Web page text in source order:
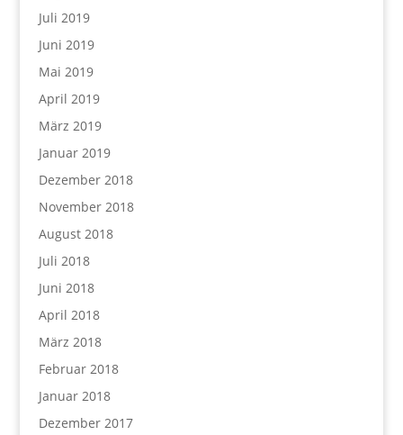
Juli 2019
Juni 2019
Mai 2019
April 2019
März 2019
Januar 2019
Dezember 2018
November 2018
August 2018
Juli 2018
Juni 2018
April 2018
März 2018
Februar 2018
Januar 2018
Dezember 2017